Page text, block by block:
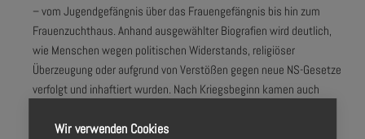
– vom Jugendgefängnis über das Frauengefängnis bis hin zum
Frauenzuchthaus. Anhand ausgewählter Biografien wird deutlich,
wie Menschen wegen politischen Widerstands, religiöser
Überzeugung oder aufgrund von Verstößen gegen neue NS-Gesetze
verfolgt und inhaftiert wurden. Nach Kriegsbeginn kamen auch
Cottbus. Viele sogenannte „NN-Gefangene“ wurden später der
Wir verwenden Cookies